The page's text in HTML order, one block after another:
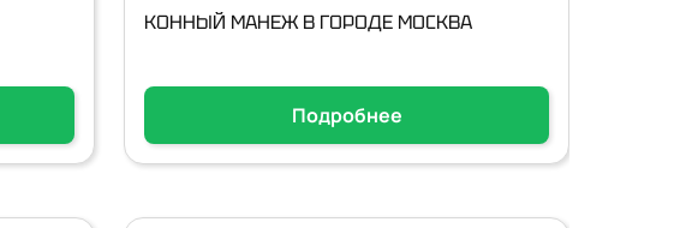
КОННЫЙ МАНЕЖ В ГОРОДЕ МОСКВА
Подробнее